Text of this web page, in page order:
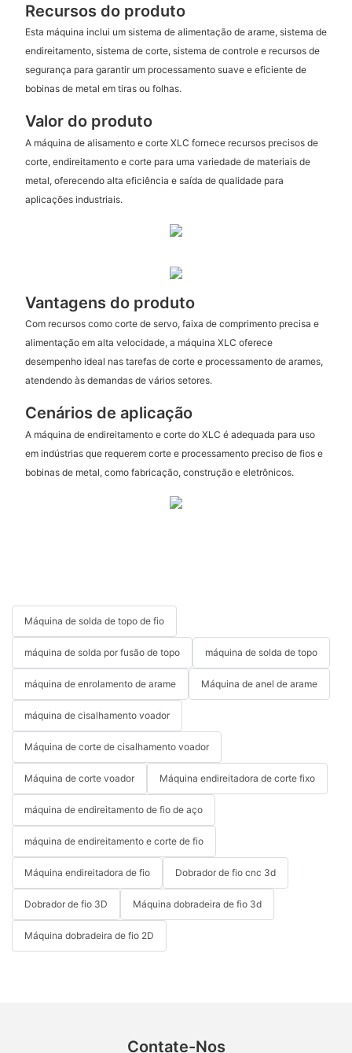
Recursos do produto
Esta máquina inclui um sistema de alimentação de arame, sistema de
endireitamento, sistema de corte, sistema de controle e recursos de
segurança para garantir um processamento suave e eficiente de
bobinas de metal em tiras ou folhas.
Valor do produto
A máquina de alisamento e corte XLC fornece recursos precisos de
corte, endireitamento e corte para uma variedade de materiais de
metal, oferecendo alta eficiência e saída de qualidade para
aplicações industriais.
Vantagens do produto
Com recursos como corte de servo, faixa de comprimento precisa e
alimentação em alta velocidade, a máquina XLC oferece
desempenho ideal nas tarefas de corte e processamento de arames,
atendendo às demandas de vários setores.
Cenários de aplicação
A máquina de endireitamento e corte do XLC é adequada para uso
em indústrias que requerem corte e processamento preciso de fios e
bobinas de metal, como fabricação, construção e eletrônicos.
Máquina de solda de topo de fio
máquina de solda por fusão de topo máquina de solda de topo
máquina de enrolamento de arame Máquina de anel de arame
máquina de cisalhamento voador
Máquina de corte de cisalhamento voador
Máquina de corte voador Máquina endireitadora de corte fixo
máquina de endireitamento de fio de aço
máquina de endireitamento e corte de fio
Máquina endireitadora de fio Dobrador de fio cnc 3d
Dobrador de fio 3D Máquina dobradeira de fio 3d
Máquina dobradeira de fio 2D
Contate-Nos